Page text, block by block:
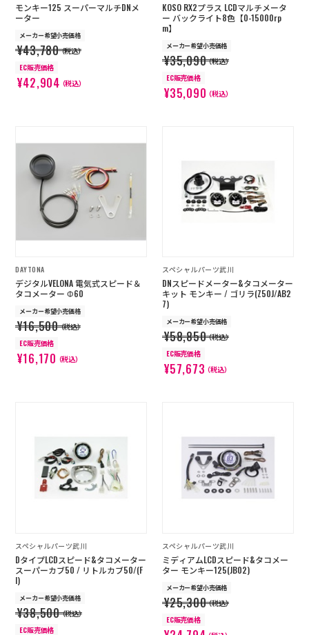
モンキー125 スーパーマルチDNメ
ーター
メーカー希望小売価格
¥43,780（税込）
EC販売価格
¥42,904（税込）
KOSO RX2プラス LCDマルチメータ
ー バックライト8色【0-15000rp
m】
メーカー希望小売価格
¥35,090（税込）
EC販売価格
¥35,090（税込）
DAYTONA
デジタルVELONA 電気式スピード＆
タコメーター Φ60
メーカー希望小売価格
¥16,500（税込）
EC販売価格
¥16,170（税込）
スペシャルパーツ武川
DNスピードメーター&タコメーター
キット モンキー / ゴリラ(Z50J/AB2
7)
メーカー希望小売価格
¥58,850（税込）
EC販売価格
¥57,673（税込）
スペシャルパーツ武川
DタイプLCDスピード&タコメーター
スーパーカブ50 / リトルカブ50/(F
I)
メーカー希望小売価格
¥38,500（税込）
EC販売価格
スペシャルパーツ武川
ミディアムLCDスピード&タコメー
ター モンキー125(JB02)
メーカー希望小売価格
¥25,300（税込）
EC販売価格